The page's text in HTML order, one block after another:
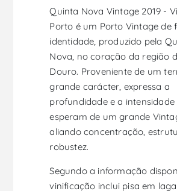
Quinta Nova Vintage 2019 -
Porto é um Porto Vintage de
identidade, produzido pela
Nova, no coração da região
Douro. Proveniente de um
grande carácter, expressa a
profundidade e a intensidade
esperam de um grande
aliando concentração,
robustez.
Segundo a informação
vinificação inclui pisa em